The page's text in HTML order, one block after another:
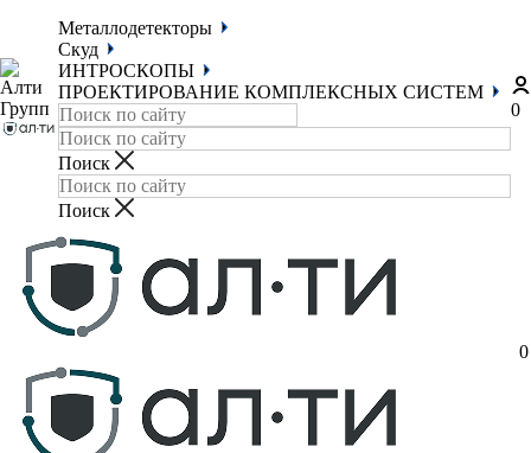
Металлодетекторы
Скуд
ИНТРОСКОПЫ
ПРОЕКТИРОВАНИЕ КОМПЛЕКСНЫХ СИСТЕМ
0
0